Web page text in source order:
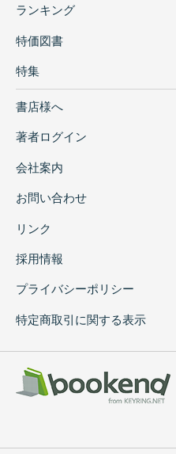
ランキング
特価図書
特集
書店様へ
著者ログイン
会社案内
お問い合わせ
リンク
採用情報
プライバシーポリシー
特定商取引に関する表示